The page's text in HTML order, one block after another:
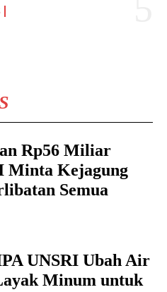
Rp56 Miliar
Minta Kejagung
Semua
UNSRI Ubah Air
Minum untuk